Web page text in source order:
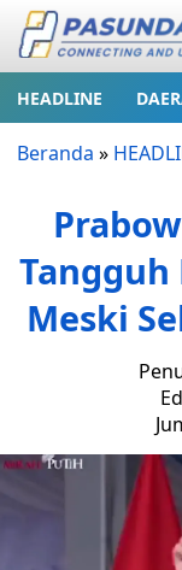
HEADLINE
Beranda »
Tangguh
Meski